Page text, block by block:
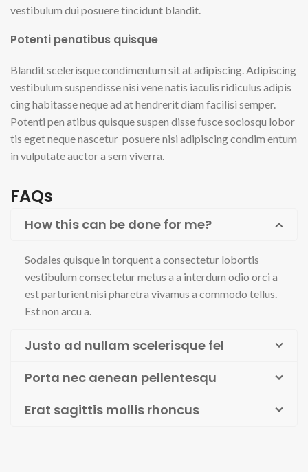
vestibulum dui posuere tincidunt blandit.
Potenti penatibus quisque
Blandit scelerisque condimentum sit at adipiscing. Adipiscing
vestibulum suspendisse nisi vene natis iaculis ridiculus adipis
cing habitasse neque ad at hendrerit diam facilisi semper.
Potenti pen atibus quisque suspen disse fusce sociosqu lobor
tis eget neque nascetur posuere nisi adipiscing condim entum
in vulputate auctor a sem viverra.
FAQs
How this can be done for me?
Sodales quisque in torquent a consectetur lobortis
vestibulum consectetur metus a a interdum odio orci a
est parturient nisi pharetra vivamus a commodo tellus.
Est non arcu a.
Justo ad nullam scelerisque fel
Porta nec aenean pellentesqu
Erat sagittis mollis rhoncus